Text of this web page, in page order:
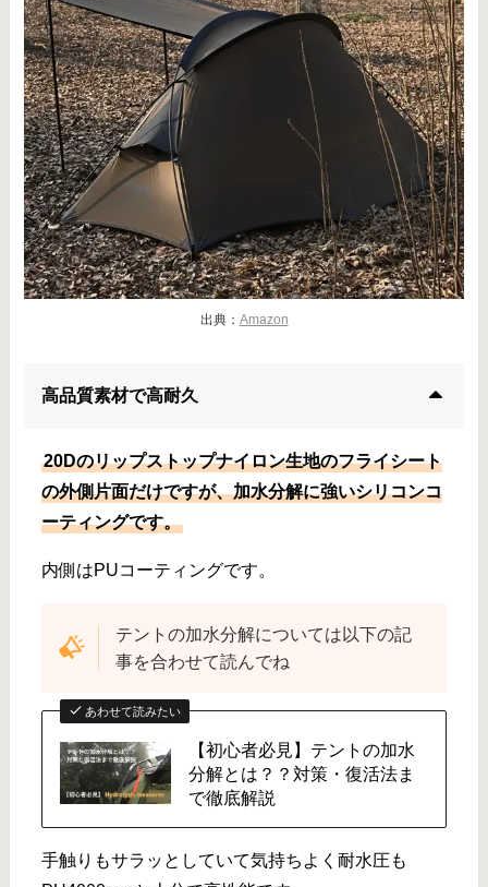
出典： Amazon
高品質素材で高耐久
20Dのリップストップナイロン生地のフライシート
の外側片面だけですが、加水分解に強いシリコンコ
ーティングです。
内側はPUコーティングです。
テントの加水分解については以下の記
事を合わせて読んでね
あわせて読みたい
【初心者必見】テントの加水
分解とは？？対策・復活法ま
で徹底解説
手触りもサラッとしていて気持ちよく耐水圧も